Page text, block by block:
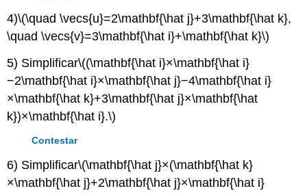
4)\(\quad \vecs{u}=2\mathbf{\hat j}+3\mathbf{\hat k},
\quad \vecs{v}=3\mathbf{\hat i}+\mathbf{\hat k}\)
5) Simplificar\((\mathbf{\hat i}×\mathbf{\hat i}
−2\mathbf{\hat i}×\mathbf{\hat j}−4\mathbf{\hat i}
×\mathbf{\hat k}+3\mathbf{\hat j}×\mathbf{\hat
k})×\mathbf{\hat i}.\)
Contestar
6) Simplificar\(\mathbf{\hat j}×(\mathbf{\hat k}
×\mathbf{\hat j}+2\mathbf{\hat j}×\mathbf{\hat i}